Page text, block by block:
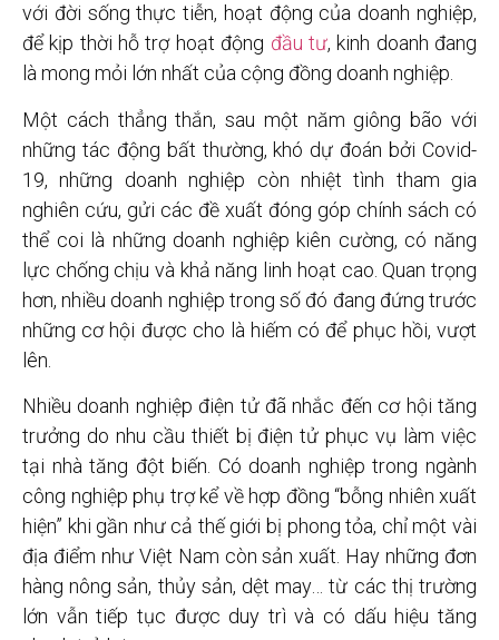
với đời sống thực tiễn, hoạt động của doanh nghiệp,
để kịp thời hỗ trợ hoạt động đầu tư, kinh doanh đang
là mong mỏi lớn nhất của cộng đồng doanh nghiệp.
Một cách thẳng thắn, sau một năm giông bão với
những tác động bất thường, khó dự đoán bởi Covid-
19, những doanh nghiệp còn nhiệt tình tham gia
nghiên cứu, gửi các đề xuất đóng góp chính sách có
thể coi là những doanh nghiệp kiên cường, có năng
lực chống chịu và khả năng linh hoạt cao. Quan trọng
hơn, nhiều doanh nghiệp trong số đó đang đứng trước
những cơ hội được cho là hiếm có để phục hồi, vượt
lên.
Nhiều doanh nghiệp điện tử đã nhắc đến cơ hội tăng
trưởng do nhu cầu thiết bị điện tử phục vụ làm việc
tại nhà tăng đột biến. Có doanh nghiệp trong ngành
công nghiệp phụ trợ kể về hợp đồng “bỗng nhiên xuất
hiện” khi gần như cả thế giới bị phong tỏa, chỉ một vài
địa điểm như Việt Nam còn sản xuất. Hay những đơn
hàng nông sản, thủy sản, dệt may… từ các thị trường
lớn vẫn tiếp tục được duy trì và có dấu hiệu tăng